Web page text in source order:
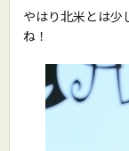
やはり北米とは少
ね！